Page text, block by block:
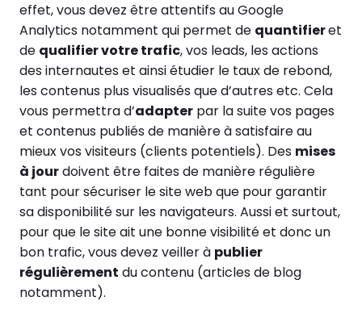
effet, vous devez être attentifs au Google
Analytics notamment qui permet de quantifieret
de qualifier votre trafic, vos leads, les actions
des internautes et ainsi étudier le taux de rebond,
les contenus plus visualisés que d’autres etc. Cela
vous permettra d’adapter par la suite vos pages
et contenus publiés de manière à satisfaire au
mieux vos visiteurs (clients potentiels). Des mises
à jourdoivent être faites de manière régulière
tant pour sécuriser le site web que pour garantir
sa disponibilité sur les navigateurs. Aussi et surtout,
pour que le site ait une bonne visibilité et donc un
bon trafic, vous devez veiller à publier
régulièrement du contenu (articles de blog
notamment).